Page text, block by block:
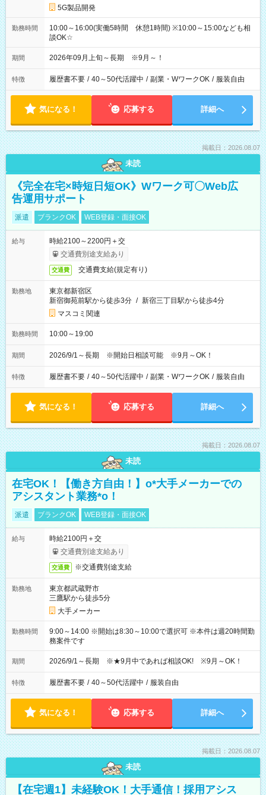
5G製品開発
勤務時間
10:00～16:00(実働5時間 休憩1時間) ※10:00～15:00なども相
談OK☆
期間 2026年09月上旬～長期 ※9月～！
特徴 履歴書不要 / 40～50代活躍中 / 副業・WワークOK / 服装自由
気になる！ 応募する 詳細へ
掲載日：2026.08.07
未読
《完全在宅×時短日短OK》Wワーク可〇Web広
告運用サポート
派遣 ブランクOK WEB登録・面接OK
給与
時給2100～2200円＋交
交通費別途支給あり
交通費 交通費支給(規定有り)
勤務地
東京都新宿区
新宿御苑前駅から徒歩3分 / 新宿三丁目駅から徒歩4分
マスコミ関連
勤務時間 10:00～19:00
期間 2026/9/1～長期 ※開始日相談可能 ※9月～OK！
特徴 履歴書不要 / 40～50代活躍中 / 副業・WワークOK / 服装自由
気になる！ 応募する 詳細へ
掲載日：2026.08.07
未読
在宅OK！【働き方自由！】o*大手メーカーでの
アシスタント業務*o！
派遣 ブランクOK WEB登録・面接OK
給与
時給2100円＋交
交通費別途支給あり
交通費 ※交通費別途支給
勤務地
東京都武蔵野市
三鷹駅から徒歩5分
大手メーカー
勤務時間
9:00～14:00 ※開始は8:30～10:00で選択可 ※本件は週20時間勤
務案件です
期間 2026/9/1～長期 ※★9月中であれば相談OK! ※9月～OK！
特徴 履歴書不要 / 40～50代活躍中 / 服装自由
気になる！ 応募する 詳細へ
掲載日：2026.08.07
未読
【在宅週1】未経験OK！大手通信！採用アシス